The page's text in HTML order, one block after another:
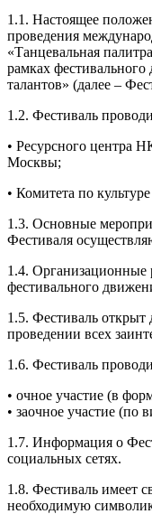
1.1. Настоящее
проведения
«Танцевальная
рамках
талантов» (далее –
1.2. Фестиваль
• Ресурсного центра
Москвы;
• Комитета по
1.3. Основные
Фестиваля
1.4. Организационные
фестивального
1.5. Фестиваль открыт
проведении всех
1.6. Фестиваль
• очное участие (в
• заочное участие (по
1.7. Информация о
социальных сетях.
1.8. Фестиваль имеет
необходимую